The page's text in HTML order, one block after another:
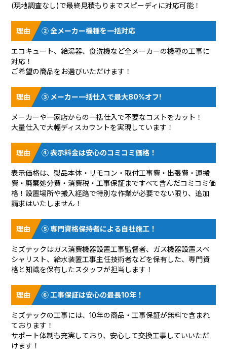
(現地調査なし)で最終見積もりまでスピーディに対応可能！
② 全メーカー機種を一括対応
エコキュート、給湯器、食洗機など全メーカーの機種の工事に
対応！
ご希望の商品をお選びいただけます！
③ メーカー一括仕入で最大80%オフ!
メーカーや一家店からの一括仕入で不要なコストをカット！
大量仕入で大幅ディスカウントを実現しています！
④ 表示料金は安心のコミコミ価格！
表示価格は、製品本体・リモコン・取付工事費・出張費・運搬
費・廃棄処分費・消費税・工事保証まですべて含んだコミコミ価
格！設置場所や搬入経路で特別な作業が必要でない限り、追加
請求はいたしません！
⑤ 専門資格保持者による自社施工！
ミズテックはガス消費機器設置工事監督者、ガス機器設置スペ
シャリスト、給水装置工事主任技術者などを保有した、専門資
格と知識を保有したスタッフが担当します！
⑥ 工事保証は安心の最長10年！
ミズテックの工事には、10年の商品・工事保証が無料で含まれ
ております！
サポート体制も充実しており、安心して交換工事していいただ
けます！